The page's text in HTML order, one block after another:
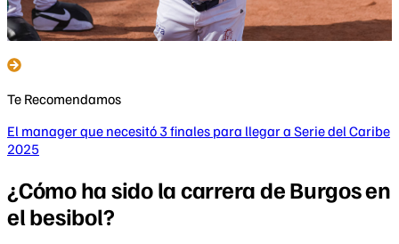
Te Recomendamos
El manager que necesitó 3 finales para llegar a Serie del Caribe
2025
¿Cómo ha sido la carrera de Burgos en
el besibol?